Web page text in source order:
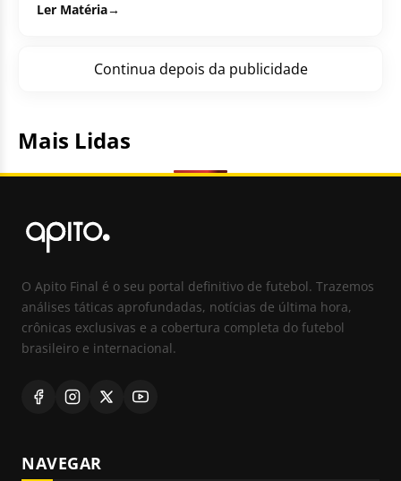
Ler Matéria→
Continua depois da publicidade
Mais Lidas
O Apito Final é o seu portal definitivo de futebol. Trazemos
análises táticas aprofundadas, notícias de última hora,
crônicas exclusivas e a cobertura completa do futebol
brasileiro e internacional.
NAVEGAR